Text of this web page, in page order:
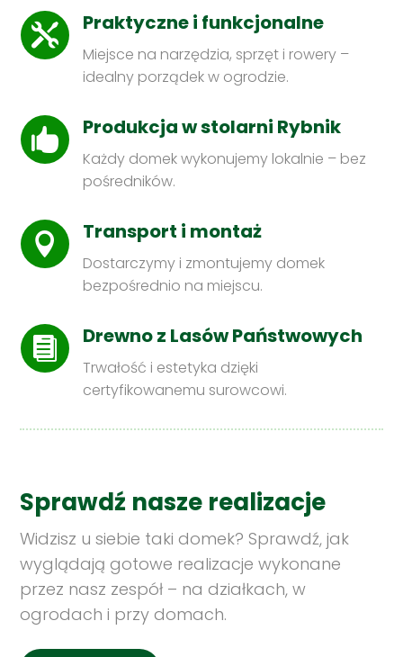
 Praktyczne i funkcjonalne
Miejsce na narzędzia, sprzęt i rowery –
idealny porządek w ogrodzie.
 Produkcja w stolarni Rybnik
Każdy domek wykonujemy lokalnie – bez
pośredników.
 Transport i montaż
Dostarczymy i zmontujemy domek
bezpośrednio na miejscu.
 Drewno z Lasów Państwowych
Trwałość i estetyka dzięki
certyfikowanemu surowcowi.
Sprawdź nasze realizacje
Widzisz u siebie taki domek? Sprawdź, jak
wyglądają gotowe realizacje wykonane
przez nasz zespół – na działkach, w
ogrodach i przy domach.